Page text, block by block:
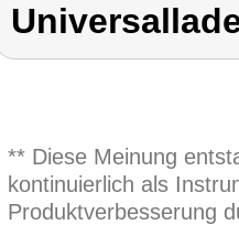
** Diese Meinung
kontinuierlich als
Produktverbesserung